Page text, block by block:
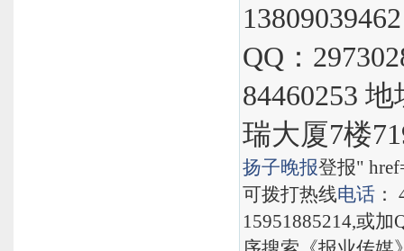
QQ：
84460253
瑞大厦7楼
扬子晚报登报"
可拨打热线电话
15951885214,或